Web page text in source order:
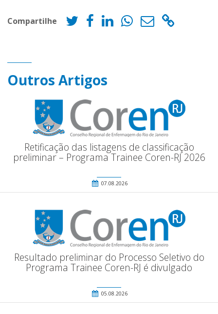
Compartilhe
Outros Artigos
Retificação das listagens de classificação
preliminar – Programa Trainee Coren-RJ 2026
07.08.2026
Resultado preliminar do Processo Seletivo do
Programa Trainee Coren-RJ é divulgado
05.08.2026